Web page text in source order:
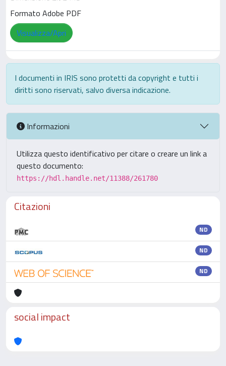
Formato Adobe PDF
Visualizza/Apri
I documenti in IRIS sono protetti da copyright e tutti i
diritti sono riservati, salvo diversa indicazione.
Informazioni
Utilizza questo identificativo per citare o creare un link a
questo documento:
https://hdl.handle.net/11388/261780
Citazioni
ND
ND
ND
social impact